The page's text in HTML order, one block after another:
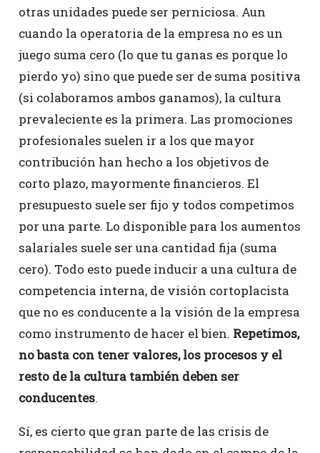
otras unidades puede ser perniciosa. Aun
cuando la operatoria de la empresa no es un
juego suma cero (lo que tu ganas es porque lo
pierdo yo) sino que puede ser de suma positiva
(si colaboramos ambos ganamos), la cultura
prevaleciente es la primera. Las promociones
profesionales suelen ir a los que mayor
contribución han hecho a los objetivos de
corto plazo, mayormente financieros. El
presupuesto suele ser fijo y todos competimos
por una parte. Lo disponible para los aumentos
salariales suele ser una cantidad fija (suma
cero). Todo esto puede inducir a una cultura de
competencia interna, de visión cortoplacista
que no es conducente a la visión de la empresa
como instrumento de hacer el bien. Repetimos,
no basta con tener valores, los procesos y el
resto de la cultura también deben ser
conducentes.
Sí, es cierto que gran parte de las crisis de